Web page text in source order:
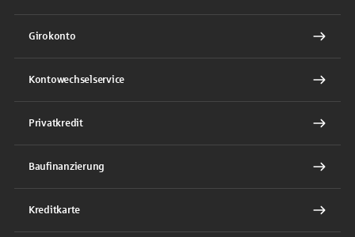
Girokonto
Kontowechselservice
Privatkredit
Baufinanzierung
Kreditkarte